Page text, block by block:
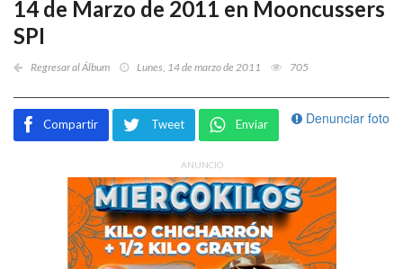
14 de Marzo de 2011 en Mooncussers
SPI
Regresar al Álbum Lunes, 14 de marzo de 2011 705
Denunciar foto
Compartir Tweet Enviar
ANUNCIO